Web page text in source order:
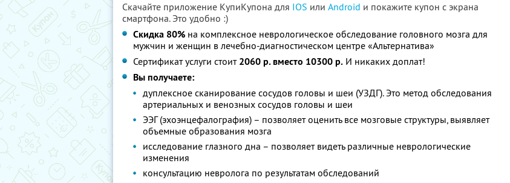
Скачайте приложение КупиКупона для IOS или Android и покажите купон с экрана
смартфона. Это удобно :)
Скидка 80% на комплексное неврологическое обследование головного мозга для
мужчин и женщин в лечебно-диагностическом центре «Альтернатива»
Сертификат услуги стоит2060 р. вместо 10300 р. И никаких доплат!
Вы получаете:
дуплексное сканирование сосудов головы и шеи (УЗДГ). Это метод обследования
артериальных и венозных сосудов головы и шеи
ЭЭГ (эхоэнцефалография) – позволяет оценить все мозговые структуры, выявляет
объемные образования мозга
исследование глазного дна – позволяет видеть различные неврологические
изменения
консультацию невролога по результатам обследований